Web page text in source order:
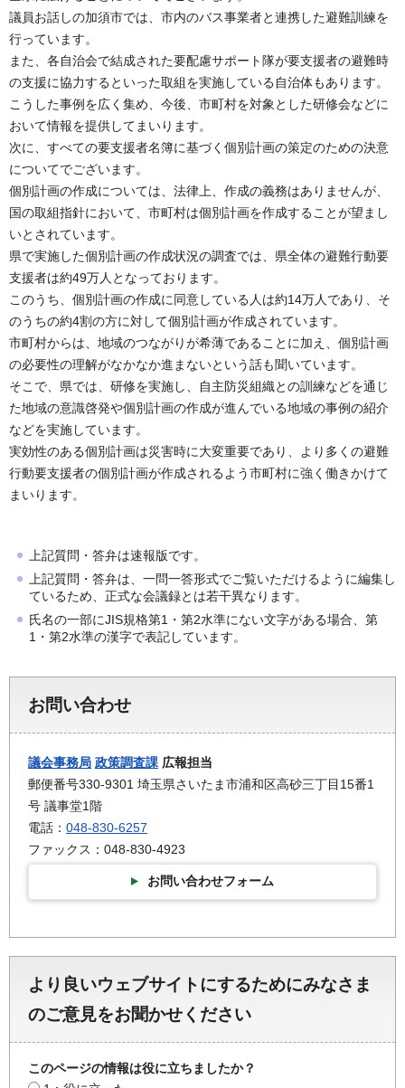
議員お話しの加須市では、市内のバス事業者と連携した避難訓練を
行っています。
また、各自治会で結成された要配慮サポート隊が要支援者の避難時
の支援に協力するといった取組を実施している自治体もあります。
こうした事例を広く集め、今後、市町村を対象とした研修会などに
おいて情報を提供してまいります。
次に、すべての要支援者名簿に基づく個別計画の策定のための決意
についてでございます。
個別計画の作成については、法律上、作成の義務はありませんが、
国の取組指針において、市町村は個別計画を作成することが望まし
いとされています。
県で実施した個別計画の作成状況の調査では、県全体の避難行動要
支援者は約49万人となっております。
このうち、個別計画の作成に同意している人は約14万人であり、そ
のうちの約4割の方に対して個別計画が作成されています。
市町村からは、地域のつながりが希薄であることに加え、個別計画
の必要性の理解がなかなか進まないという話も聞いています。
そこで、県では、研修を実施し、自主防災組織との訓練などを通じ
た地域の意識啓発や個別計画の作成が進んでいる地域の事例の紹介
などを実施しています。
実効性のある個別計画は災害時に大変重要であり、より多くの避難
行動要支援者の個別計画が作成されるよう市町村に強く働きかけて
まいります。
上記質問・答弁は速報版です。
上記質問・答弁は、一問一答形式でご覧いただけるように編集し
ているため、正式な会議録とは若干異なります。
氏名の一部にJIS規格第1・第2水準にない文字がある場合、第
1・第2水準の漢字で表記しています。
お問い合わせ
議会事務局 政策調査課 広報担当
郵便番号330-9301 埼玉県さいたま市浦和区高砂三丁目15番1
号 議事堂1階
電話： 048-830-6257
ファックス：048-830-4923
お問い合わせフォーム
より良いウェブサイトにするためにみなさま
のご意見をお聞かせください
このページの情報は役に立ちましたか？